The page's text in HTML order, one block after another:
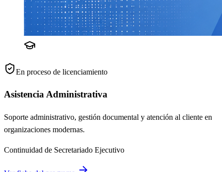
En proceso de licenciamiento
Asistencia Administrativa
Soporte administrativo, gestión documental y atención al cliente en
organizaciones modernas.
Continuidad de Secretariado Ejecutivo